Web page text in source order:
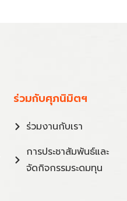
ร่วมกับศุภนิมิตฯ
ร่วมงานกับเรา
การประชาสัมพันธ์และ
จัดกิจกรรมระดมทุน